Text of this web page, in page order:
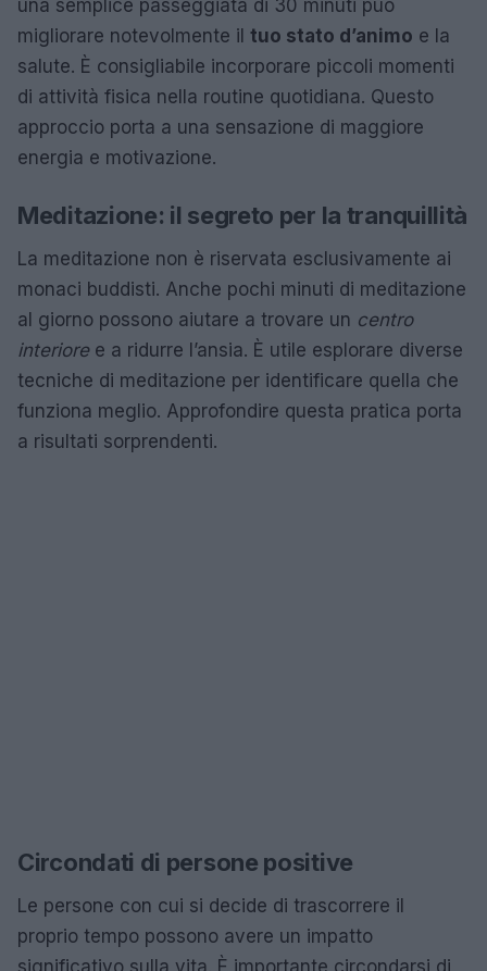
una semplice passeggiata di 30 minuti può
migliorare notevolmente il tuo stato d’animo e la
salute. È consigliabile incorporare piccoli momenti
di attività fisica nella routine quotidiana. Questo
approccio porta a una sensazione di maggiore
energia e motivazione.
Meditazione: il segreto per la tranquillità
La meditazione non è riservata esclusivamente ai
monaci buddisti. Anche pochi minuti di meditazione
al giorno possono aiutare a trovare un centro
interioree a ridurre l’ansia. È utile esplorare diverse
tecniche di meditazione per identificare quella che
funziona meglio. Approfondire questa pratica porta
a risultati sorprendenti.
Circondati di persone positive
Le persone con cui si decide di trascorrere il
proprio tempo possono avere un impatto
significativo sulla vita. È importante circondarsi di